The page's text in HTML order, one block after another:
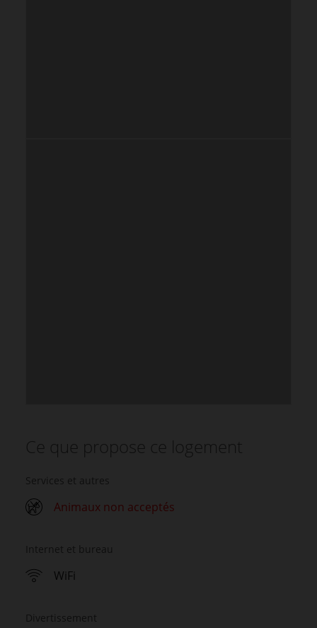
Ce que propose ce logement
Services et autres
Animaux non acceptés
Internet et bureau
WiFi
Divertissement